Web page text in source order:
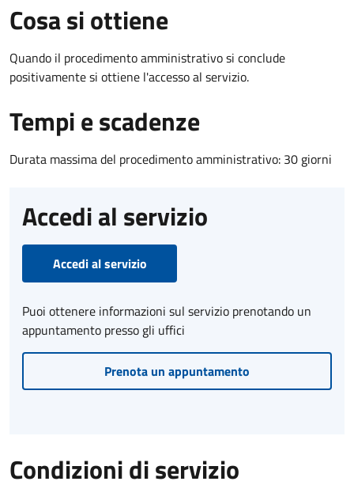
Cosa si ottiene
Quando il procedimento amministrativo si conclude
positivamente si ottiene l'accesso al servizio.
Tempi e scadenze
Durata massima del procedimento amministrativo: 30 giorni
Accedi al servizio
Accedi al servizio
Puoi ottenere informazioni sul servizio prenotando un
appuntamento presso gli uffici
Prenota un appuntamento
Condizioni di servizio